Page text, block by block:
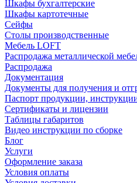
Шкафы бухгалтерские
Шкафы картотечные
Сейфы
Столы производственные
Мебель LOFT
Распродажа металлической
Распродажа
Документация
Документы для получения и
Паспорт продукции,
Сертификаты и лицензии
Таблицы габаритов
Видео инструкции по сборке
Блог
Услуги
Оформление заказа
Условия оплаты